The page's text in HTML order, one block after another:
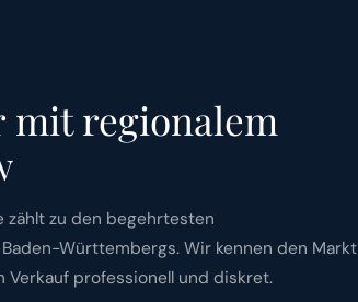
regionalem
zählt zu den begehrtesten
Württembergs. Wir kennen den Markt
Verkauf professionell und diskret.